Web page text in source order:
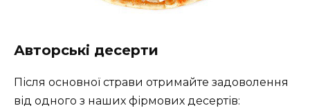
Авторські десерти
Після основної страви отримайте задоволення
від одного з наших фірмових десертів: